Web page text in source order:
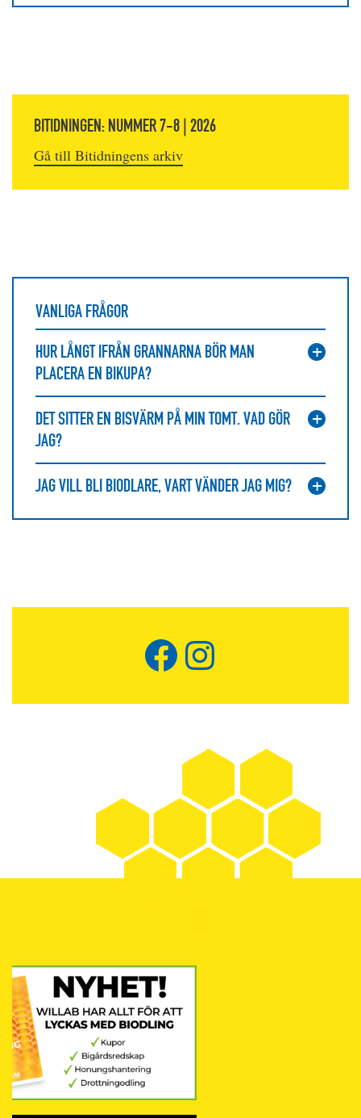
BITIDNINGEN: NUMMER 7-8 | 2026
Gå till Bitidningens arkiv
VANLIGA FRÅGOR
HUR LÅNGT IFRÅN GRANNARNA BÖR MAN
PLACERA EN BIKUPA?
DET SITTER EN BISVÄRM PÅ MIN TOMT. VAD GÖR
JAG?
JAG VILL BLI BIODLARE, VART VÄNDER JAG MIG?
Facebook
Instagram